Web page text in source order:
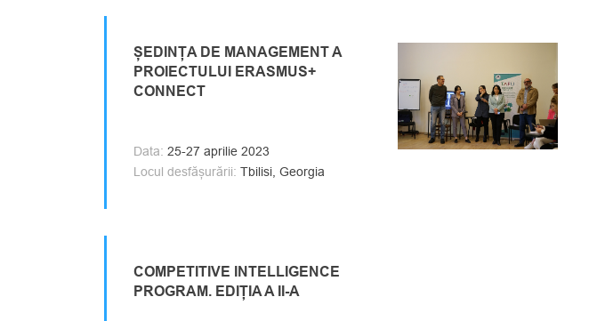
ȘEDINȚA DE MANAGEMENT A
PROIECTULUI ERASMUS+
CONNECT
Data: 25-27 aprilie 2023
Locul desfășurării: Tbilisi, Georgia
COMPETITIVE INTELLIGENCE
PROGRAM. EDIȚIA A II-A